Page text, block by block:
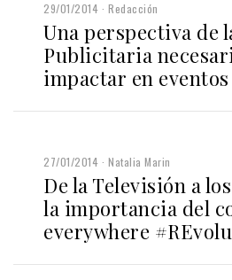
29/01/2014 Redacción
Una perspectiva de
Publicitaria
impactar en
27/01/2014 Natalia Marin
De la Televisión a
la importancia del
everywhere